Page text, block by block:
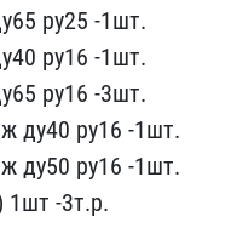
ру25 -​1шт.
ру16 -1шт.
ру16 -3шт.
ду40 ру1​6 -1шт.
ду50 ру16 -1ш​т.
-3т.р.